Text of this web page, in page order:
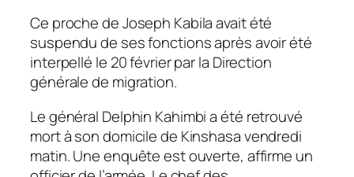
Ce proche de Joseph Kabila avait été
suspendu de ses fonctions après avoir été
interpellé le 20 février par la Direction
générale de migration.
Le général Delphin Kahimbi a été retrouvé
mort à son domicile de Kinshasa vendredi
matin. Une enquête est ouverte, affirme un